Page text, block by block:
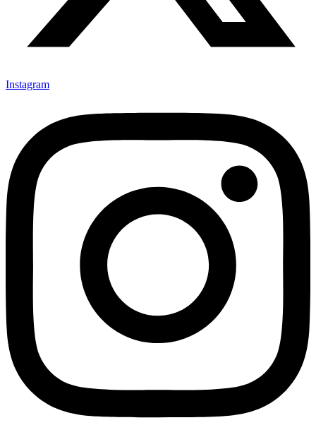
Instagram